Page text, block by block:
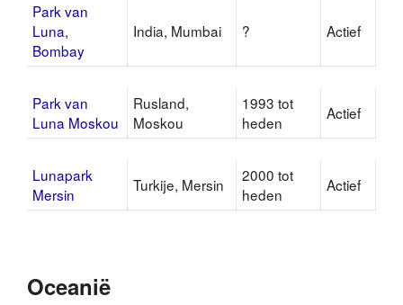
Park van
Luna,
Bombay
India, Mumbai ? Actief
Park van
Luna Moskou
Rusland,
Moskou
1993 tot
heden
Actief
Lunapark
Mersin
Turkije, Mersin
2000 tot
heden
Actief
Oceanië